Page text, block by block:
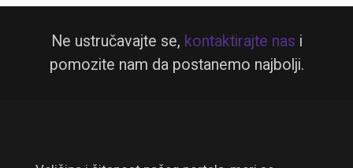
Ne ustručavajte se, kontaktirajte nas i
pomozite nam da postanemo najbolji.